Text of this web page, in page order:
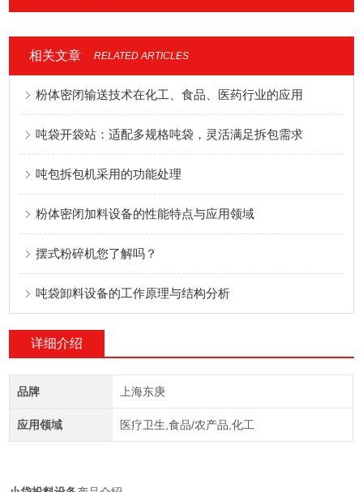
相关文章 RELATED ARTICLES
粉体密闭输送技术在化工、食品、医药行业的应用
吨袋开袋站：适配多规格吨袋，灵活满足拆包需求
吨包拆包机采用的功能处理
粉体密闭加料设备的性能特点与应用领域
摆式粉碎机您了解吗？
吨袋卸料设备的工作原理与结构分析
详细介绍
品牌 上海东庚
应用领域 医疗卫生,食品/农产品,化工